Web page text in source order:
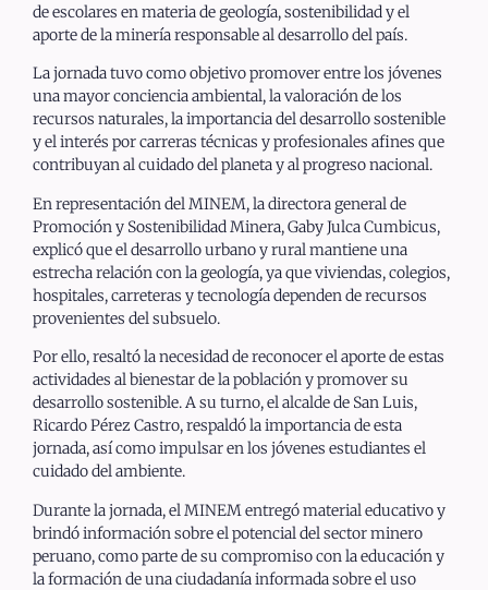
de escolares en materia de geología, sostenibilidad y el
aporte de la minería responsable al desarrollo del país.
La jornada tuvo como objetivo promover entre los jóvenes
una mayor conciencia ambiental, la valoración de los
recursos naturales, la importancia del desarrollo sostenible
y el interés por carreras técnicas y profesionales afines que
contribuyan al cuidado del planeta y al progreso nacional.
En representación del MINEM, la directora general de
Promoción y Sostenibilidad Minera, Gaby Julca Cumbicus,
explicó que el desarrollo urbano y rural mantiene una
estrecha relación con la geología, ya que viviendas, colegios,
hospitales, carreteras y tecnología dependen de recursos
provenientes del subsuelo.
Por ello, resaltó la necesidad de reconocer el aporte de estas
actividades al bienestar de la población y promover su
desarrollo sostenible. A su turno, el alcalde de San Luis,
Ricardo Pérez Castro, respaldó la importancia de esta
jornada, así como impulsar en los jóvenes estudiantes el
cuidado del ambiente.
Durante la jornada, el MINEM entregó material educativo y
brindó información sobre el potencial del sector minero
peruano, como parte de su compromiso con la educación y
la formación de una ciudadanía informada sobre el uso